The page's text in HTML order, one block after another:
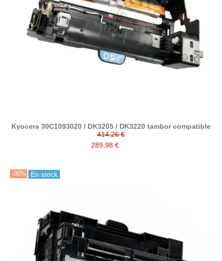
Kyocera 30C1093020 / DK3205 / DK3220 tambor compatible
414,26 €
289,98 €
-30% En stock